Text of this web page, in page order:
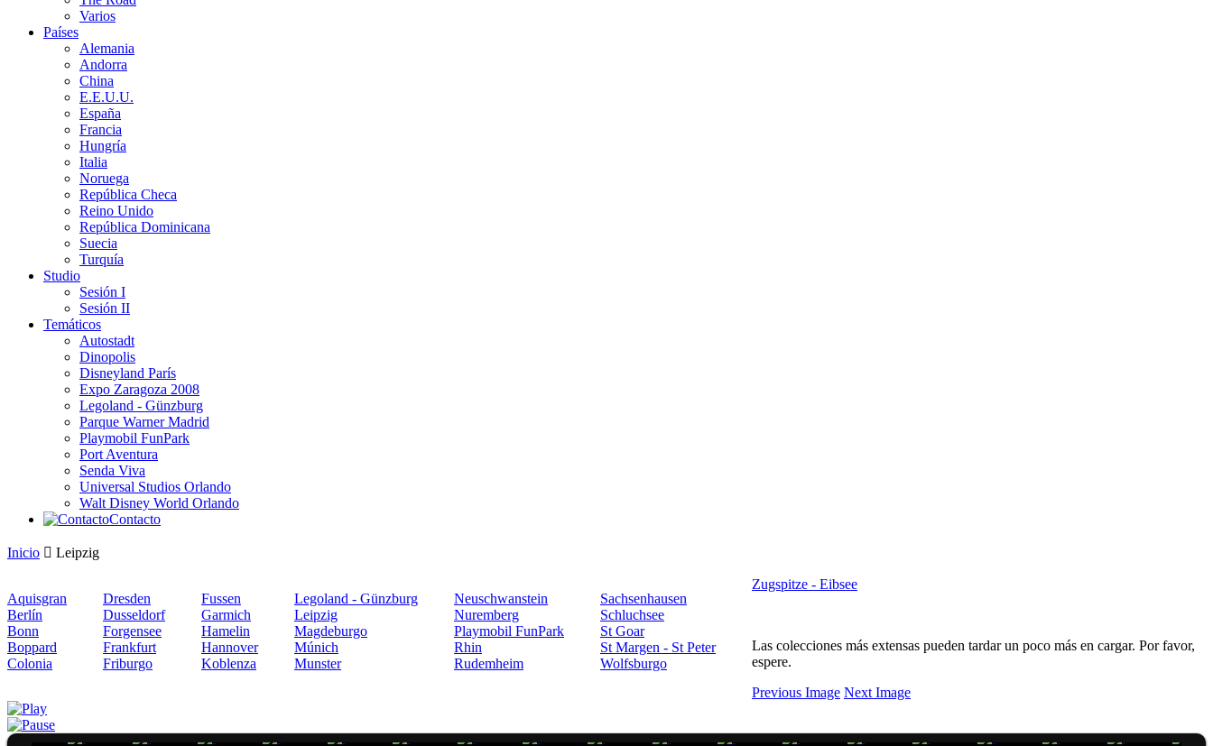
Varios
Países
Alemania
Andorra
China
E.E.U.U.
España
Francia
Hungría
Italia
Noruega
República Checa
Reino Unido
República Dominicana
Suecia
Turquía
Studio
Sesión I
Sesión II
Temáticos
Autostadt
Dinopolis
Disneyland París
Expo Zaragoza 2008
Legoland - Günzburg
Parque Warner Madrid
Playmobil FunPark
Port Aventura
Senda Viva
Universal Studios Orlando
Walt Disney World Orlando
Contacto
Inicio Leipzig
Aquisgran
Berlín
Bonn
Boppard
Colonia
Dresden
Dusseldorf
Forgensee
Frankfurt
Friburgo
Fussen
Garmich
Hamelin
Hannover
Koblenza
Legoland - Günzburg
Leipzig
Magdeburgo
Múnich
Munster
Neuschwanstein
Nuremberg
Playmobil FunPark
Rhin
Rudemheim
Sachsenhausen
Schluchsee
St Goar
St Margen - St Peter
Wolfsburgo
Zugspitze - Eibsee
Las colecciones más extensas pueden tardar un poco más en cargar. Por favor,
espere.
Previous Image Next Image